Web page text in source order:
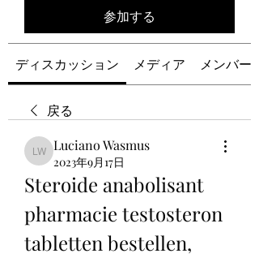
参加する
ディスカッション メディア メンバー
戻る
Luciano Wasmus
Luciano Wasmus
2023年9月17日
Steroide anabolisant
pharmacie testosteron
tabletten bestellen,